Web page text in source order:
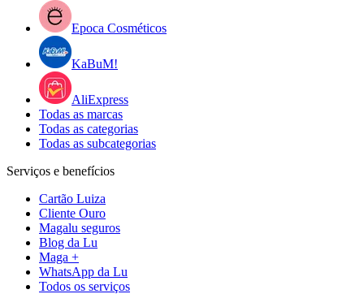
Epoca Cosméticos
KaBuM!
AliExpress
Todas as marcas
Todas as categorias
Todas as subcategorias
Serviços e benefícios
Cartão Luiza
Cliente Ouro
Magalu seguros
Blog da Lu
Maga +
WhatsApp da Lu
Todos os serviços